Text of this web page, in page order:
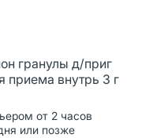
гранулы д/приг
приема внутрь 3 г
от 2 часов
или позже